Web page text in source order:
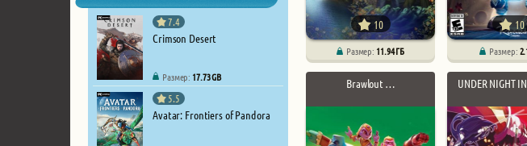
7.4
Crimson Desert
Размер: 17.73 GB
5.5
Avatar: Frontiers of Pandora
10
Размер: 11.94 ГБ
10
Размер:
Brawlout … UNDER NIGHT